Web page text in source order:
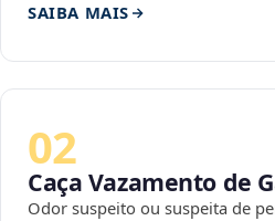
SAIBA MAIS
02
Caça Vazamento de
Odor suspeito ou suspeita de